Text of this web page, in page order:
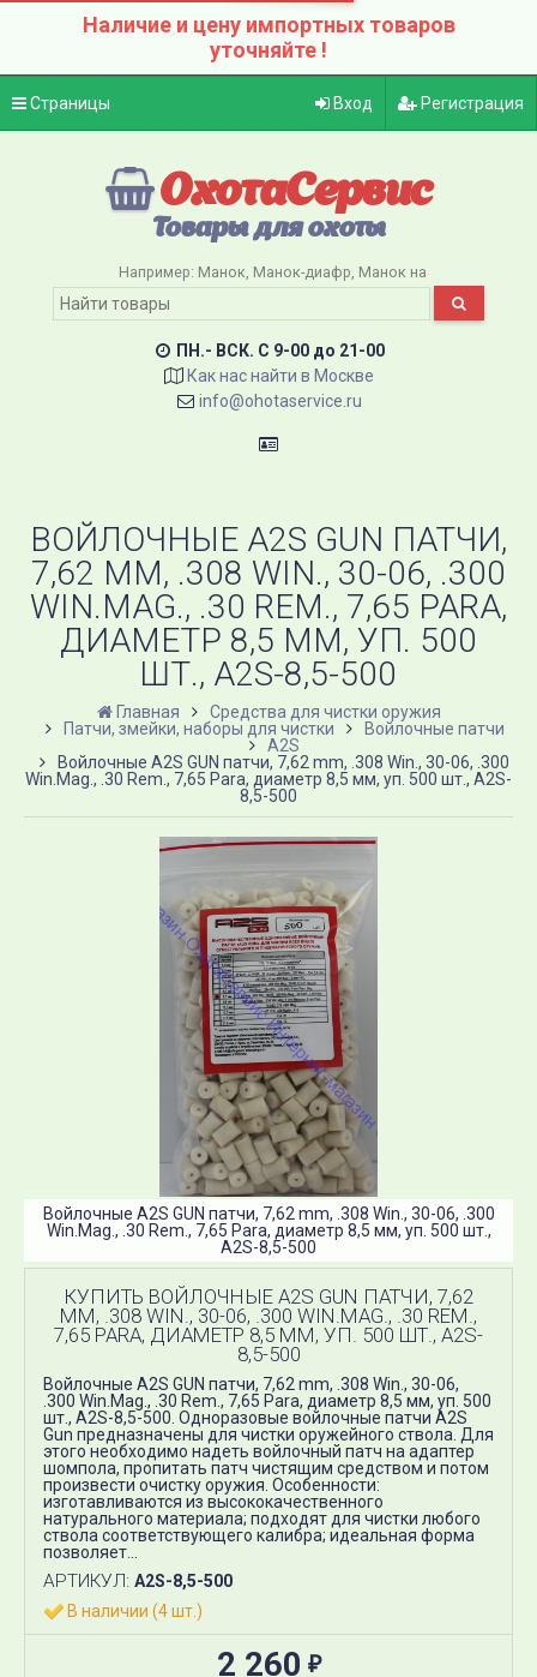
Наличие и цену импортных товаров
уточняйте !
Страницы Вход Регистрация
ОхотаСервис
Товары для охоты
Например: Манок Манок-диафр Манок на
ПН.- ВСК. C 9-00 до 21-00
Как нас найти в Москве
info@ohotaservice.ru
ВОЙЛОЧНЫЕ A2S GUN ПАТЧИ,
7,62 MM, .308 WIN., 30-06, .300
WIN.MAG., .30 REM., 7,65 PARA,
ДИАМЕТР 8,5 ММ, УП. 500
ШТ., A2S-8,5-500
Главная
Средства для чистки оружия
Патчи, змейки, наборы для чистки
Войлочные патчи
A2S
Войлочные A2S GUN патчи, 7,62 mm, .308 Win., 30-06, .300
Win.Mag., .30 Rem., 7,65 Para, диаметр 8,5 мм, уп. 500 шт., A2S-
8,5-500
Войлочные A2S GUN патчи, 7,62 mm, .308 Win., 30-06, .300
Win.Mag., .30 Rem., 7,65 Para, диаметр 8,5 мм, уп. 500 шт.,
A2S-8,5-500
КУПИТЬ ВОЙЛОЧНЫЕ A2S GUN ПАТЧИ, 7,62
MM, .308 WIN., 30-06, .300 WIN.MAG., .30 REM.,
7,65 PARA, ДИАМЕТР 8,5 ММ, УП. 500 ШТ., A2S-
8,5-500
Войлочные A2S GUN патчи, 7,62 mm, .308 Win., 30-06,
.300 Win.Mag., .30 Rem., 7,65 Para, диаметр 8,5 мм, уп. 500
шт., A2S-8,5-500. Одноразовые войлочные патчи A2S
Gun предназначены для чистки оружейного ствола. Для
этого необходимо надеть войлочный патч на адаптер
шомпола, пропитать патч чистящим средством и потом
произвести очистку оружия. Особенности:
изготавливаются из высококачественного
натурального материала; подходят для чистки любого
ствола соответствующего калибра; идеальная форма
позволяет...
АРТИКУЛ: A2S-8,5-500
В наличии (4 шт.)
2 260 ₽